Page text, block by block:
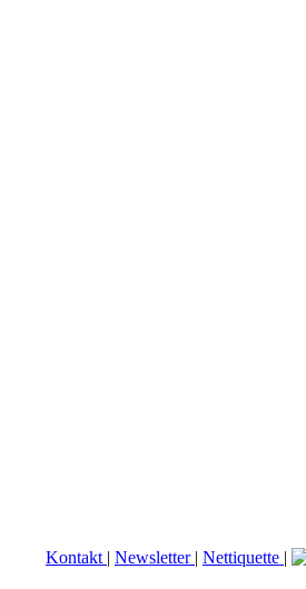
Kontakt | Newsletter | Nettiquette |